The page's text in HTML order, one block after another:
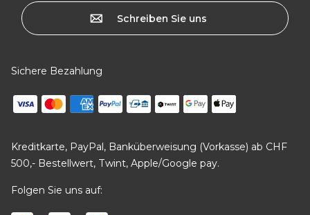
Schreiben Sie uns
Sichere Bezahlung
Kreditkarte, PayPal, Banküberweisung (Vorkasse) ab CHF
500,- Bestellwert, Twint, Apple/Google pay.
Folgen Sie uns auf: